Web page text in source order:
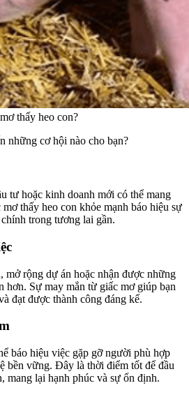
thấy heo con?
những cơ hội nào cho bạn?
tư hoặc kinh doanh mới có thể mang
thấy heo con khỏe mạnh báo hiệu sự
trong tương lai gần.
mở rộng dự án hoặc nhận được những
hơn. Sự may mắn từ giấc mơ giúp bạn
đạt được thành công đáng kể.
báo hiệu việc gặp gỡ người phù hợp
bền vững. Đây là thời điểm tốt để đầu
mang lại hạnh phúc và sự ổn định.